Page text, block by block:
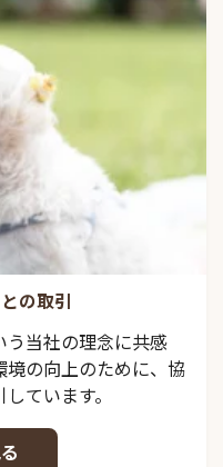
の取引
う当社の理念に共感
境の向上のために、協
ています。